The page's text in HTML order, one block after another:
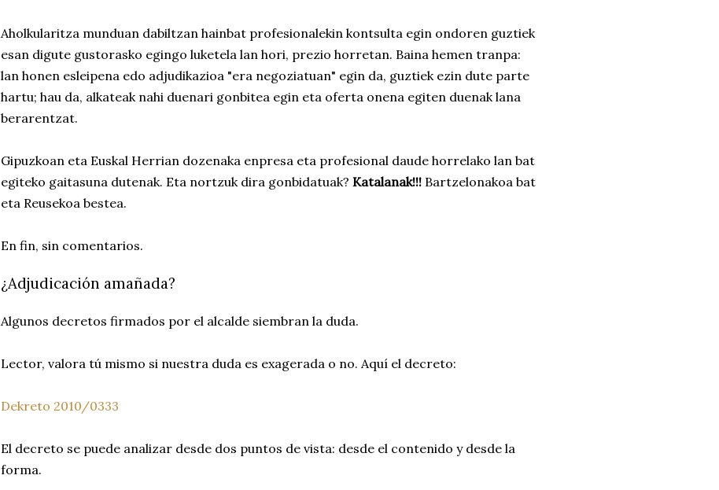
Aholkularitza munduan dabiltzan hainbat profesionalekin kontsulta egin ondoren guztiek
esan digute gustorasko egingo luketela lan hori, prezio horretan. Baina hemen tranpa:
lan honen esleipena edo adjudikazioa "era negoziatuan" egin da, guztiek ezin dute parte
hartu; hau da, alkateak nahi duenari gonbitea egin eta oferta onena egiten duenak lana
berarentzat.
Gipuzkoan eta Euskal Herrian dozenaka enpresa eta profesional daude horrelako lan bat
egiteko gaitasuna dutenak. Eta nortzuk dira gonbidatuak? Katalanak!!! Bartzelonakoa bat
eta Reusekoa bestea.
En fin, sin comentarios.
¿Adjudicación amañada?
Algunos decretos firmados por el alcalde siembran la duda.
Lector, valora tú mismo si nuestra duda es exagerada o no. Aquí el decreto:
Dekreto 2010/0333
El decreto se puede analizar desde dos puntos de vista: desde el contenido y desde la
forma.